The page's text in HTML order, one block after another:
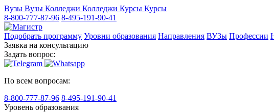
Вузы Вузы Колледжи Колледжи Курсы Курсы
8-800-777-87-96 8-495-191-90-41
Подобрать программу Уровни образования Направления ВУЗы Профессии
Заявка на консультацию
Задать вопрос:
По всем вопросам:
8-800-777-87-96 8-495-191-90-41
Уровень образования